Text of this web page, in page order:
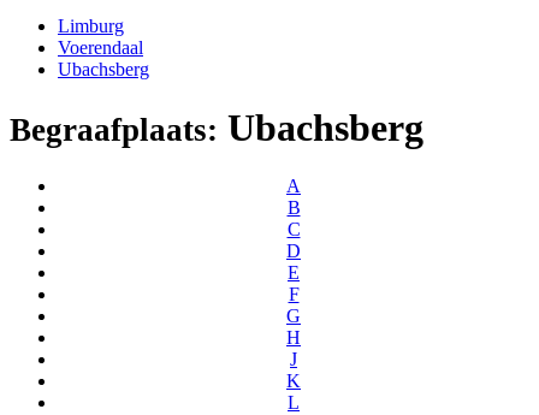
Limburg
Voerendaal
Ubachsberg
Begraafplaats: Ubachsberg
A
B
C
D
E
F
G
H
J
K
L